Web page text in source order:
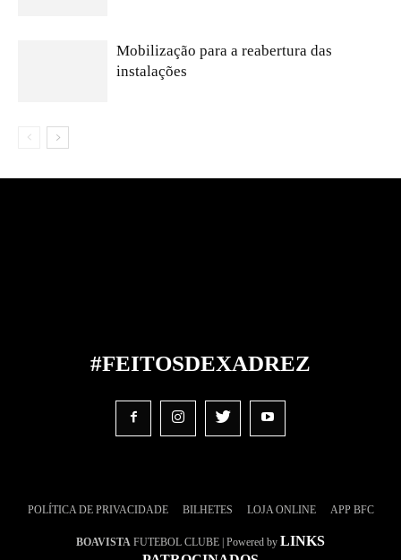
Mobilização para a reabertura das
instalações
#FEITOSDEXADREZ
POLÍTICA DE PRIVACIDADE BILHETES LOJA ONLINE APP BFC
BOAVISTA FUTEBOL CLUBE | Powered by LINKS